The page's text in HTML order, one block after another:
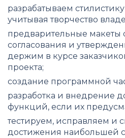
разрабатываем
учитывая творчество
предварительные макеты
согласования и
держим в курсе
проекта;
создание программной
разработка и внедрение
функций, если их
тестируем, исправляем и
достижения наибольшей